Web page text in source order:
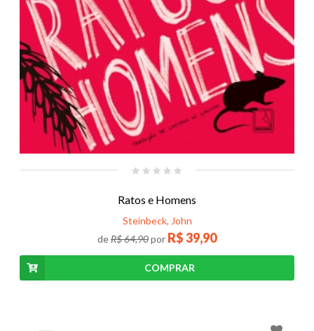
Ratos e Homens
Steinbeck, John
deR$ 64,90por R$39,90
COMPRAR